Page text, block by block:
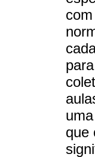
que